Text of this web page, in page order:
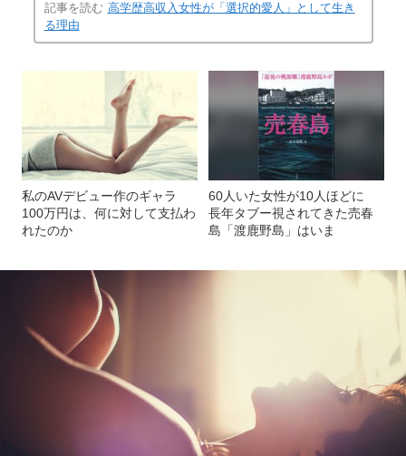
記事を読む 高学歴高収入女性が「選択的愛人」として生き
る理由
私のAVデビュー作のギャラ
100万円は、何に対して支払わ
れたのか
60人いた女性が10人ほどに
長年タブー視されてきた売春
島「渡鹿野島」はいま